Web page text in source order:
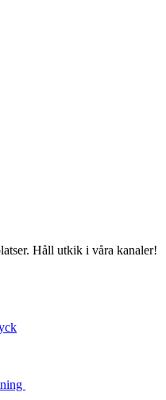
Håll utkik i våra kanaler!